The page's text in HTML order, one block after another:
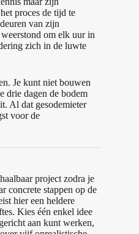
proces de tijd te
van zijn
om elk uur in
zich in de luwte
Je kunt niet bouwen
drie dagen de bodem
Al dat gesodemieter
voor de
project zodra je
concrete stappen op de
hier een heldere
Kies één enkel idee
aan kunt werken,